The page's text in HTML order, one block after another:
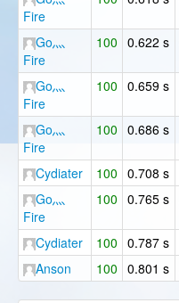
Fire
Go灬
Fire
100 0.622 s
Go灬
Fire
100 0.659 s
Go灬
Fire
100 0.686 s
Cydiater 100 0.708 s
Go灬
Fire
100 0.765 s
Cydiater 100 0.787 s
Anson
100 0.801 s